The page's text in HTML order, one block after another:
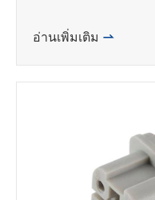
อ่านเพิ่มเติม 